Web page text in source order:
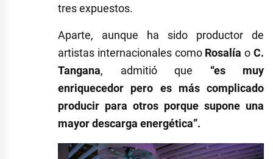
tres expuestos.
Aparte, aunque ha sido productor de
artistas internacionales como Rosalía oC.
Tangana, admitió que “es muy
enriquecedor pero es más complicado
producir para otros porque supone una
mayor descarga energética”.